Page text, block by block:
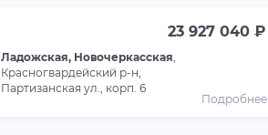
23 927 040 ₽
Ладожская, Новочеркасская,
Красногвардейский р-н,
Партизанская ул., корп. 6
Подробнее